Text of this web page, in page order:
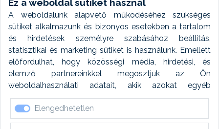
Ez a weboldal sütiket használ
A weboldalunk alapvető működéséhez szükséges
sütiket alkalmazunk és bizonyos esetekben a tartalom
és hirdetések személyre szabásához beállítás,
statisztikai és marketing sütiket is használunk. Emellett
előfordulhat, hogy közösségi média, hirdetési, és
elemző partnereinkkel megosztjuk az Ön
weboldalhasználati adatait, akik azokat egyéb
forrásokból gyűjtött adatokkal kombinálhatják. A sütik
elfogadásával kapcsolatosan naplózást végzünk és
ezen adatokat 6 hónap után automatikusan töröljük. A
Elengedhetetlen
Fényképtár extra modul
Autómosó modul
Feladatütemezés